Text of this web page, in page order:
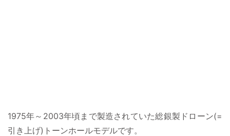
1975年～2003年頃まで製造されていた総銀製ドローン(=
引き上げ)トーンホールモデルです。